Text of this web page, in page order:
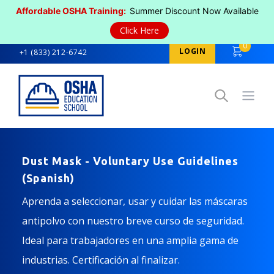
Affordable OSHA Training: Summer Discount Now Available
Click Here
+1 (833) 212-6742 LOGIN
0
Dust Mask - Voluntary Use Guidelines
(Spanish)
Aprenda a seleccionar, usar y cuidar las máscaras
antipolvo con nuestro breve curso de seguridad.
Ideal para trabajadores en una amplia gama de
industrias. Certificación al finalizar.